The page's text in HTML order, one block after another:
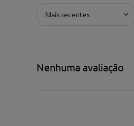
Pontuação*
Mais recentes
Nenhuma avaliação